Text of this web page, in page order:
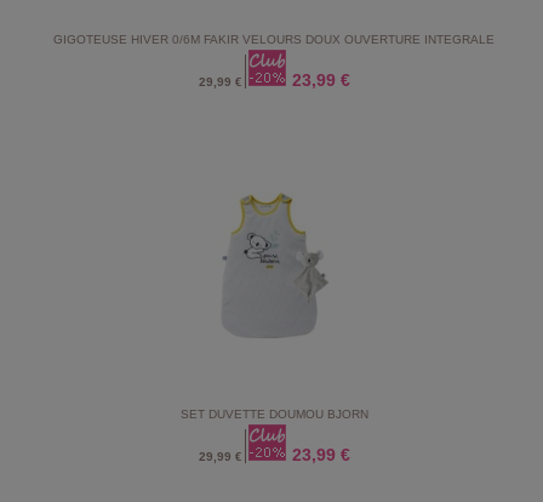
GIGOTEUSE HIVER 0/6M FAKIR VELOURS DOUX OUVERTURE INTEGRALE
29,99 € 23,99 €
SET DUVETTE DOUMOU BJORN
29,99 € 23,99 €